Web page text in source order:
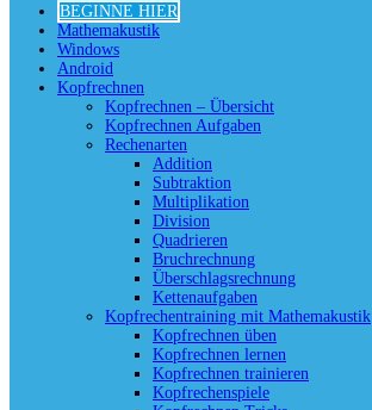
BEGINNE HIER
Mathemakustik
Windows
Android
Kopfrechnen
Kopfrechnen – Übersicht
Kopfrechnen Aufgaben
Rechenarten
Addition
Subtraktion
Multiplikation
Division
Quadrieren
Bruchrechnung
Überschlagsrechnung
Kettenaufgaben
Kopfrechentraining mit Mathemakustik
Kopfrechnen üben
Kopfrechnen lernen
Kopfrechnen trainieren
Kopfrechenspiele